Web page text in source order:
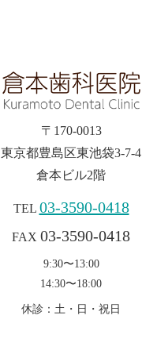
〒170-0013
東京都豊島区東池袋3-7-4
倉本ビル2階
TEL 03-3590-0418
FAX 03-3590-0418
9:30〜13:00
14:30〜18:00
休診：土・日・祝日